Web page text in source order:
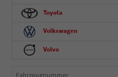
Toyota
Volkswagen
Volvo
Fahrzeugnummer